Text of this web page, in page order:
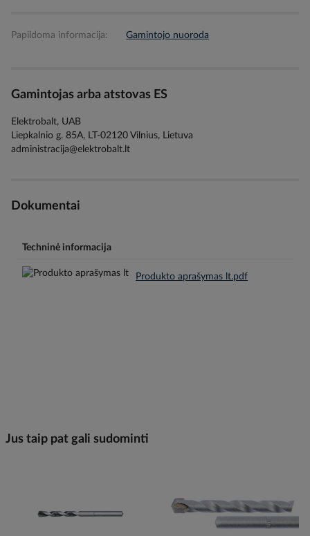
Papildoma informacija: Gamintojo nuoroda
Gamintojas arba atstovas ES
Elektrobalt, UAB
Liepkalnio g. 85A, LT-02120 Vilnius, Lietuva
administracija@elektrobalt.lt
Dokumentai
Techninė informacija
Produkto aprašymas lt.pdf
Jus taip pat gali sudominti